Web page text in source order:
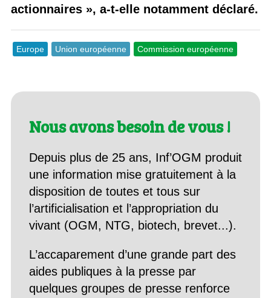
actionnaires », a-t-elle notamment déclaré.
Europe Union européenne Commission européenne
Nous avons besoin de vous !
Depuis plus de 25 ans, Inf’OGM produit
une information mise gratuitement à la
disposition de toutes et tous sur
l’artificialisation et l’appropriation du
vivant (OGM, NTG, biotech, brevet...).
L’accaparement d’une grande part des
aides publiques à la presse par
quelques groupes de presse renforce